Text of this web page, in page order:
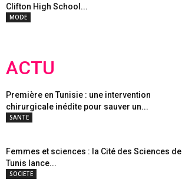
Clifton High School...
MODE
ACTU
Première en Tunisie : une intervention
chirurgicale inédite pour sauver un...
SANTE
Femmes et sciences : la Cité des Sciences de
Tunis lance...
SOCIETE